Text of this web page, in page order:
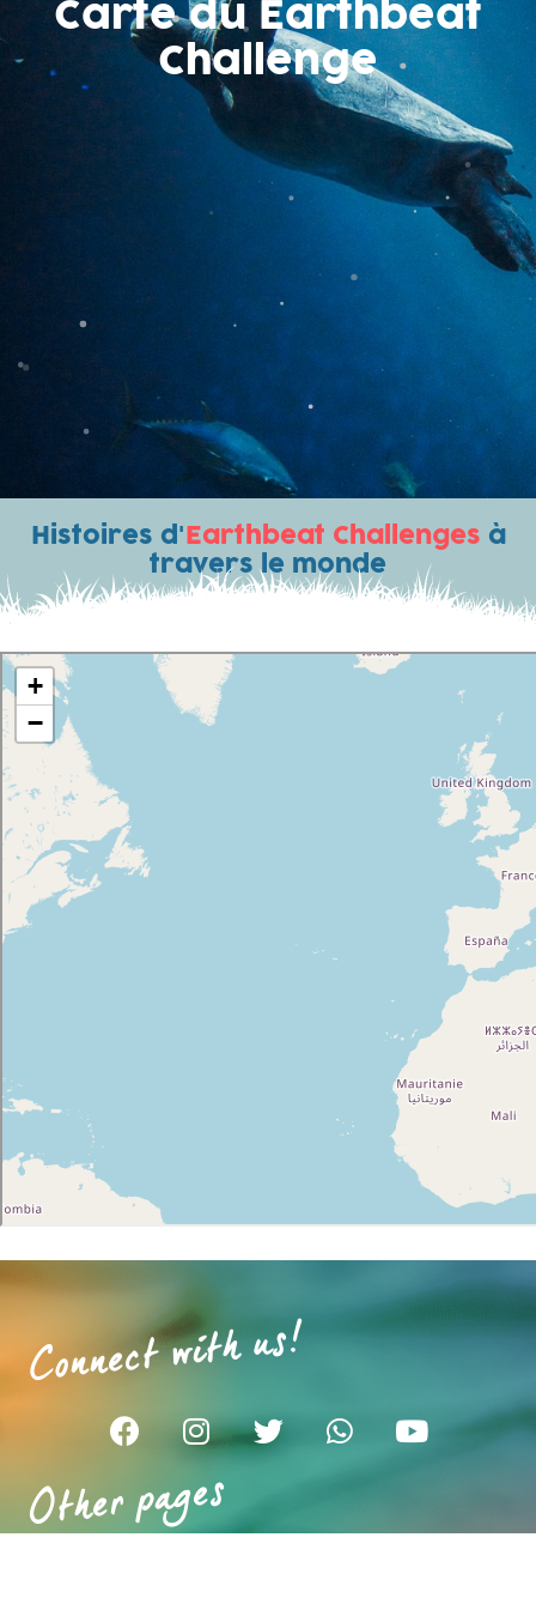
Carte du Earthbeat
Challenge
Histoires d' Earthbeat Challenges à
travers le monde
Connect with us!
Other pages